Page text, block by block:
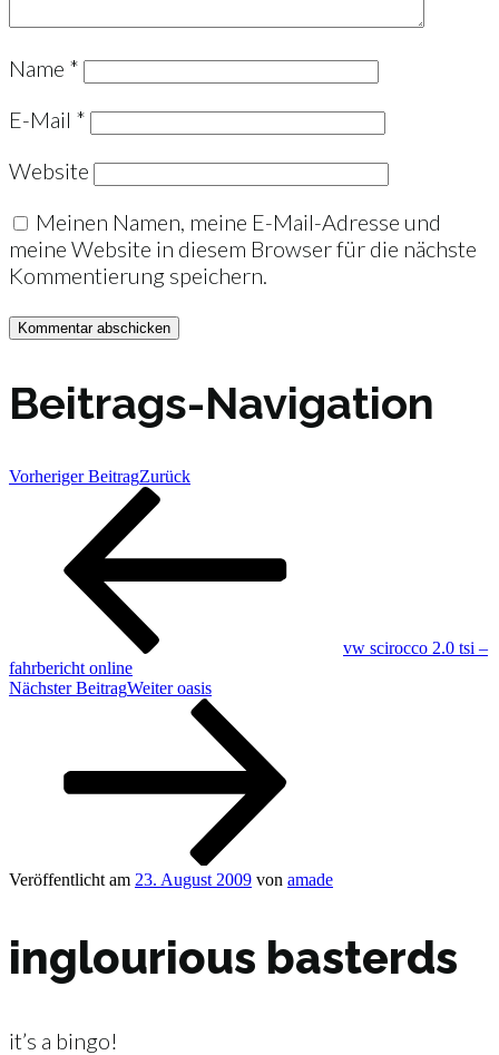
Name *
E-Mail *
Website
Meinen Namen, meine E-Mail-Adresse und
meine Website in diesem Browser für die nächste
Kommentierung speichern.
Beitrags-Navigation
Vorheriger BeitragZurück
vw scirocco 2.0 tsi –
fahrbericht online
Nächster BeitragWeiter oasis
Veröffentlicht am 23. August 2009 von amade
inglourious basterds
it’s a bingo!